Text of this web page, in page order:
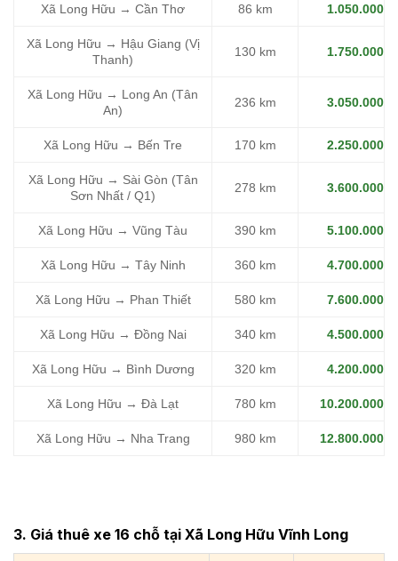
Xã Long Hữu → Cần Thơ 86 km 1.050.000
Xã Long Hữu → Hậu Giang (Vị
Thanh)
130 km 1.750.000
Xã Long Hữu → Long An (Tân
An)
236 km 3.050.000
Xã Long Hữu → Bến Tre 170 km 2.250.000
Xã Long Hữu → Sài Gòn (Tân
Sơn Nhất / Q1)
278 km 3.600.000
Xã Long Hữu → Vũng Tàu 390 km 5.100.000
Xã Long Hữu → Tây Ninh 360 km 4.700.000
Xã Long Hữu → Phan Thiết 580 km 7.600.000
Xã Long Hữu → Đồng Nai 340 km 4.500.000
Xã Long Hữu → Bình Dương 320 km 4.200.000
Xã Long Hữu → Đà Lạt 780 km 10.200.000
Xã Long Hữu → Nha Trang 980 km 12.800.000
3. Giá thuê xe 16 chỗ tại Xã Long Hữu Vĩnh Long